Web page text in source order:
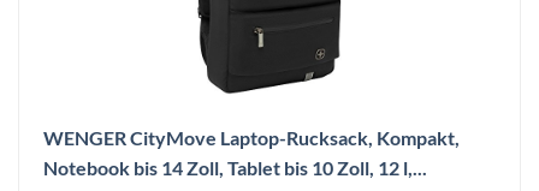
WENGER CityMove Laptop-Rucksack, Kompakt,
Notebook bis 14 Zoll, Tablet bis 10 Zoll, 12 l,...